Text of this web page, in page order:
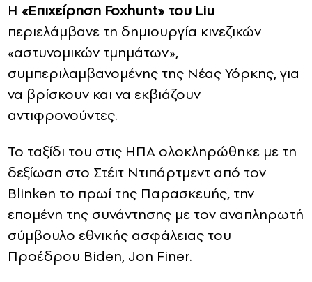
Η «Επιχείρηση Foxhunt» του Liu
περιελάμβανε τη δημιουργία κινεζικών
«αστυνομικών τμημάτων»,
συμπεριλαμβανομένης της Νέας Υόρκης, για
να βρίσκουν και να εκβιάζουν
αντιφρονούντες.
Το ταξίδι του στις ΗΠΑ ολοκληρώθηκε με τη
δεξίωση στο Στέιτ Ντιπάρτμεντ από τον
Blinken το πρωί της Παρασκευής, την
επομένη της συνάντησης με τον αναπληρωτή
σύμβουλο εθνικής ασφάλειας του
Προέδρου Βiden, Jon Finer.